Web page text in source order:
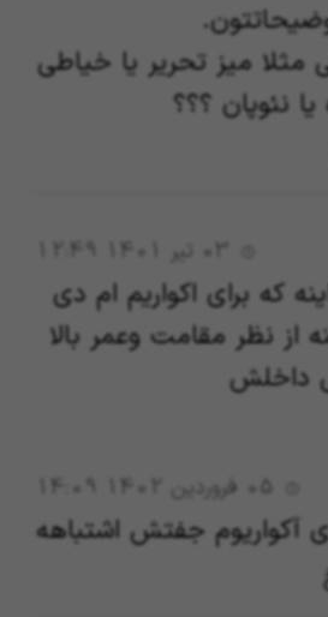
مثلا میز تحریر یا خیاطی
نئوپان ؟؟؟
که برای اکواریم ام دی
از نظر مقامت وعمر بالا
داخلش
آکواریوم جفتش اشتباهه